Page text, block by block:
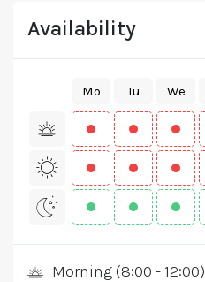
Availability
Mo Tu We
Morning (8:00 - 12:00)